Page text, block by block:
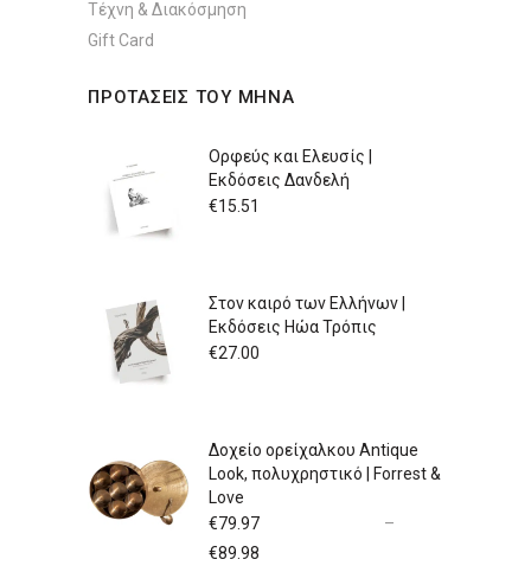
Τέχνη & Διακόσμηση
Gift Card
ΠΡΟΤΑΣΕΙΣ ΤΟΥ ΜΗΝΑ
Ορφεύς και Ελευσίς |
Εκδόσεις Δανδελή
€15.51
Στον καιρό των Ελλήνων |
Εκδόσεις Ηώα Τρόπις
€27.00
Δοχείο ορείχαλκου Antique
Look, πολυχρηστικό | Forrest &
Love
€79.97
–
€89.98